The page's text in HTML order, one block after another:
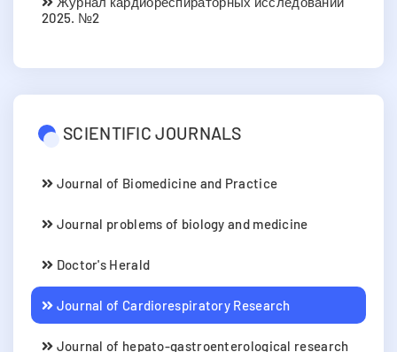
2025. №2
SCIENTIFIC JOURNALS
Journal of Biomedicine and Practice
Journal problems of biology and medicine
Doctor's Herald
Journal of Cardiorespiratory Research
Journal of hepato-gastroenterological research